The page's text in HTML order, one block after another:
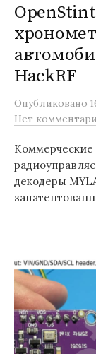
HackRF
Опубликовано
Нет
декодеры